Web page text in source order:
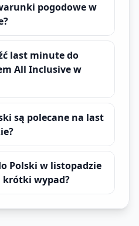
pogodowe w
last minute do
All Inclusive w
są polecane na last
Polski w listopadzie
krótki wypad?